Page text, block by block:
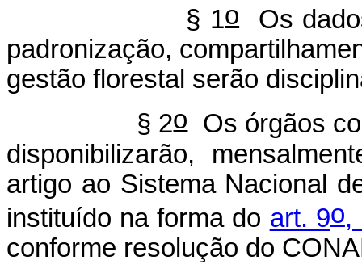
1oOs
padronização,
gestão florestal serão
2oOs órgãos
disponibilizarão,
artigo ao Sistema Nacional
instituído na forma do art. 9o,
conforme resolução do